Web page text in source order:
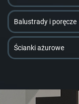
Balustrady i poręcze
Ścianki ażurowe